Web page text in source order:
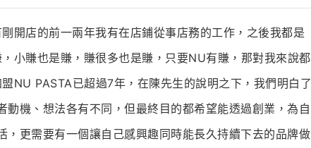
開店的前一兩年我有在店鋪從事店務的工作，之後我都是
小賺也是賺，賺很多也是賺，只要NU有賺，那對我來說都
NU PASTA已超過7年，在陳先生的說明之下，我們明白了
機、想法各有不同，但最終目的都希望能透過創業，為自
更需要有一個讓自己感興趣同時能長久持續下去的品牌做